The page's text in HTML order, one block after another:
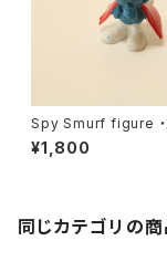
Spy Smurf figure ・
マーフ フィギア U.S.A
¥1,800
同じカテゴリの商